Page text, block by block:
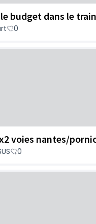
budget dans le
0
voies nantes/
0